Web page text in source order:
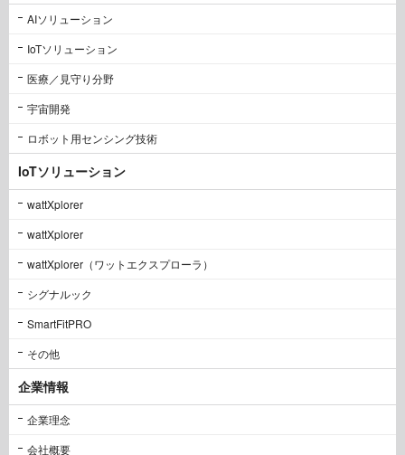
AIソリューション
IoTソリューション
医療／見守り分野
宇宙開発
ロボット用センシング技術
IoTソリューション
wattXplorer
wattXplorer
wattXplorer（ワットエクスプローラ）
シグナルック
SmartFitPRO
その他
企業情報
企業理念
会社概要